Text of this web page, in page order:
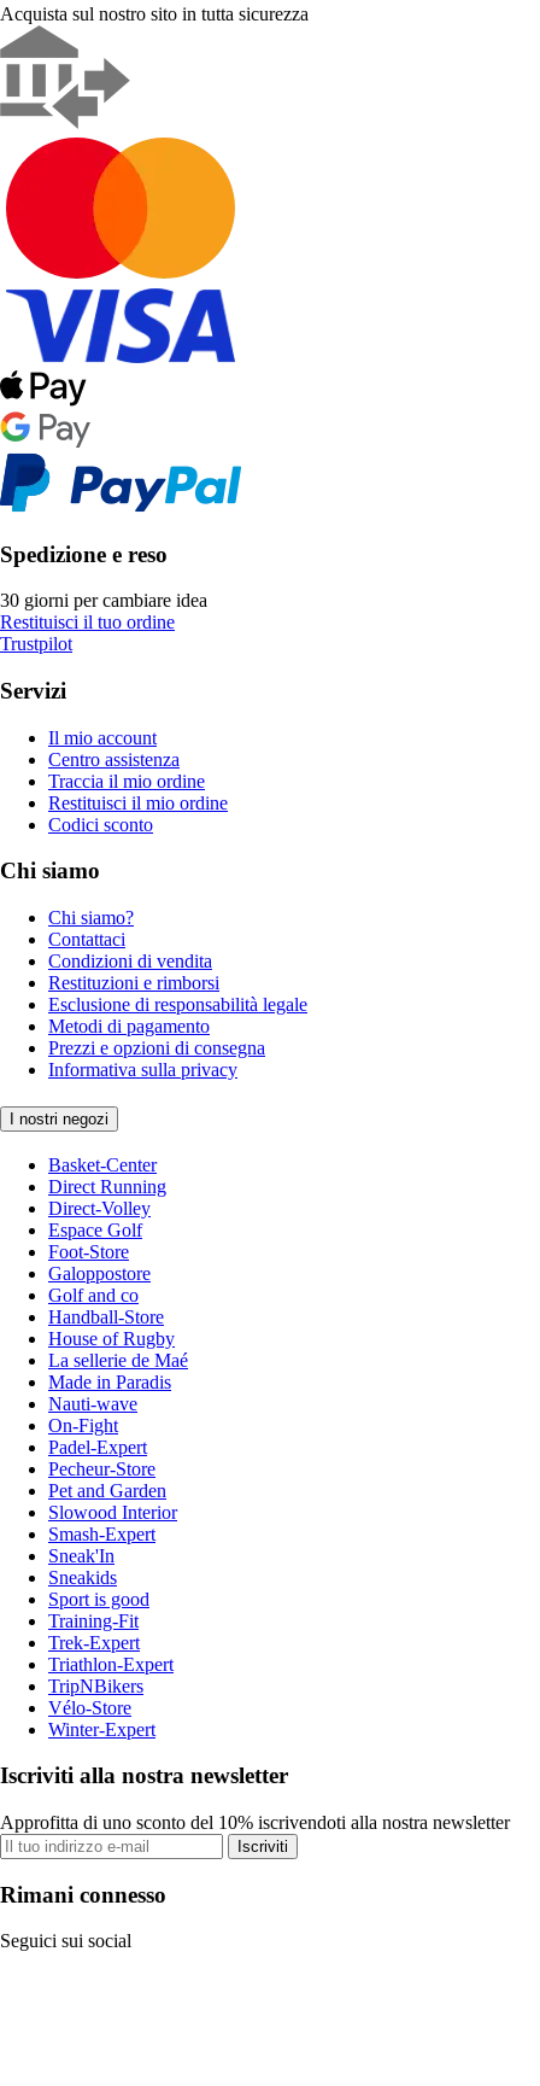
Acquista sul nostro sito in tutta sicurezza
Spedizione e reso
30 giorni per cambiare idea
Restituisci il tuo ordine
Trustpilot
Servizi
Il mio account
Centro assistenza
Traccia il mio ordine
Restituisci il mio ordine
Codici sconto
Chi siamo
Chi siamo?
Contattaci
Condizioni di vendita
Restituzioni e rimborsi
Esclusione di responsabilità legale
Metodi di pagamento
Prezzi e opzioni di consegna
Informativa sulla privacy
I nostri negozi
Basket-Center
Direct Running
Direct-Volley
Espace Golf
Foot-Store
Galoppostore
Golf and co
Handball-Store
House of Rugby
La sellerie de Maé
Made in Paradis
Nauti-wave
On-Fight
Padel-Expert
Pecheur-Store
Pet and Garden
Slowood Interior
Smash-Expert
Sneak'In
Sneakids
Sport is good
Training-Fit
Trek-Expert
Triathlon-Expert
TripNBikers
Vélo-Store
Winter-Expert
Iscriviti alla nostra newsletter
Approfitta di uno sconto del 10% iscrivendoti alla nostra newsletter
Iscriviti
Rimani connesso
Seguici sui social